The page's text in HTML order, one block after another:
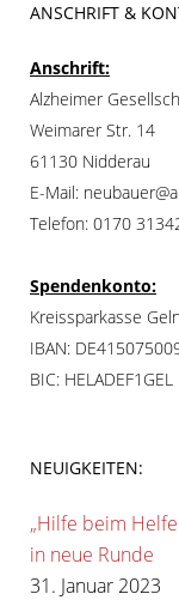
ANSCHRIFT &
Anschrift:
Alzheimer
Weimarer Str. 14
61130 Nidderau
E-Mail:
Telefon: 0170
Spendenkonto:
Kreissparkasse
IBAN:
BIC: HELADEF1GEL
NEUIGKEITEN:
„Hilfe beim
in neue Runde
31. Januar 2023